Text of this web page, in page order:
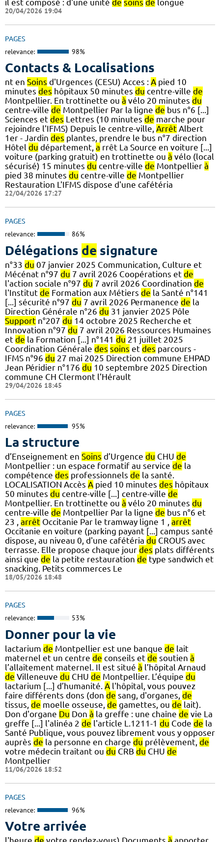
il est composé : d'une unité de soins de longue
20/04/2026 19:04
PAGES
relevance: 98%
Contacts & Localisations
nt en Soins d'Urgences (CESU) Acces : A pied 10
minutes des hôpitaux 50 minutes du centre-ville de
Montpellier. En trottinette ou à vélo 20 minutes du
centre-ville de Montpellier Par la ligne de bus n°6 [...]
Sciences et des Lettres (10 minutes de marche pour
rejoindre l'IFMS) Depuis le centre-ville, Arrêt Albert
1er - Jardin des plantes, prendre le bus n°7 direction
Hôtel du département, a rrêt La Source en voiture [...]
voiture (parking gratuit) en trottinette ou à vélo (local
sécurisé) 15 minutes du centre-ville de Montpellier à
pied 38 minutes du centre-ville de Montpellier
Restauration L'IFMS dispose d'une cafétéria
22/04/2026 17:27
PAGES
relevance: 86%
Délégations de signature
n°33 du 07 janvier 2025 Communication, Culture et
Mécénat n°97 du 7 avril 2026 Coopérations et de
l'action sociale n°97 du 7 avril 2026 Coordination de
l'Institut de Formation aux Métiers de la Santé n°141
[...] sécurité n°97 du 7 avril 2026 Permanence de la
Direction Générale n°26 du 31 janvier 2025 Pôle
Support n°207 du 14 octobre 2025 Recherche et
Innovation n°97 du 7 avril 2026 Ressources Humaines
et de la Formation [...] n°141 du 21 juillet 2025
Coordination Générale des soins et des parcours -
IFMS n°96 du 27 mai 2025 Direction commune EHPAD
Jean Péridier n°176 du 10 septembre 2025 Direction
commune CH Clermont l’Hérault
29/04/2026 18:45
PAGES
relevance: 95%
La structure
d’Enseignement en Soins d’Urgence du CHU de
Montpellier : un espace formatif au service de la
compétence des professionnels de la santé.
LOCALISATION Accès A pied 10 minutes des hôpitaux
50 minutes du centre-ville [...] centre-ville de
Montpellier. En trottinette ou à vélo 20 minutes du
centre-ville de Montpellier Par la ligne de bus n°6 et
23 , arrêt Occitanie Par le tramway ligne 1 , arrêt
Occitanie en voiture (parking payant [...] campus santé
dispose, au niveau 0, d'une cafétéria du CROUS avec
terrasse. Elle propose chaque jour des plats différents
ainsi que de la petite restauration de type sandwich et
snacking. Petits commerces Le
18/05/2026 18:48
PAGES
relevance: 53%
Donner pour la vie
lactarium de Montpellier est une banque de lait
maternel et un centre de conseils et de soutien à
l’allaitement maternel. Il est situé à l’hôpital Arnaud
de Villeneuve du CHU de Montpellier. L’équipe du
lactarium [...] d’humanité. A l'hôpital, vous pouvez
faire différents dons (don de sang, d'organes, de
tissus, de moelle osseuse, de gamettes, ou de lait).
Don d'organe Du Don à la greffe : une chaîne de vie La
greffe [...] l'alinéa 2 de l'article L.1211-1 du Code de la
Santé Publique, vous pouvez librement vous y opposer
auprès de la personne en charge du prélèvement, de
votre médecin traitant ou du CRB du CHU de
Montpellier
11/06/2026 18:52
PAGES
relevance: 96%
Votre arrivée